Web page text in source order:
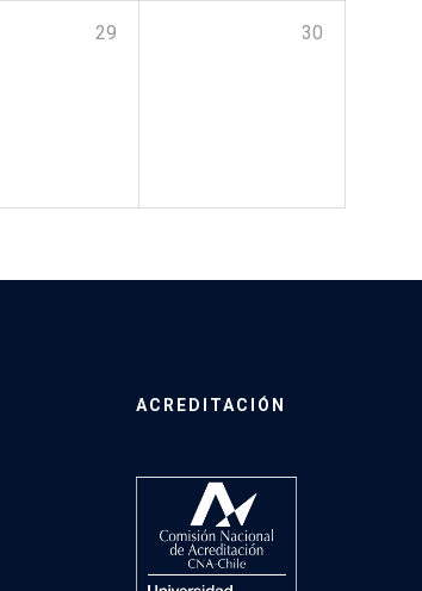
29 30
ACREDITACIÓN